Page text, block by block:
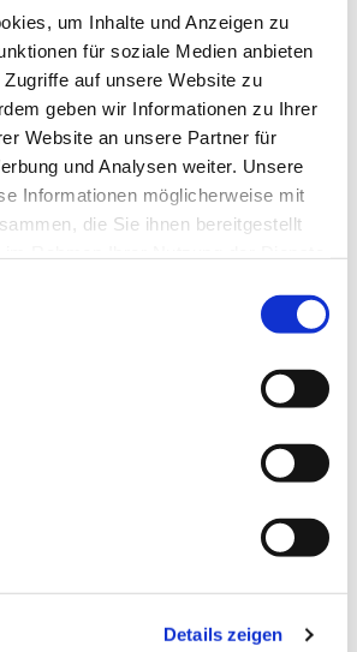
um Inhalte und Anzeigen zu
für soziale Medien anbieten
auf unsere Website zu
geben wir Informationen zu Ihrer
Website an unsere Partner für
und Analysen weiter. Unsere
Informationen möglicherweise mit
die Sie ihnen bereitgestellt
Details zeigen
einmal vorbei.
könnte Sie auch
interessieren